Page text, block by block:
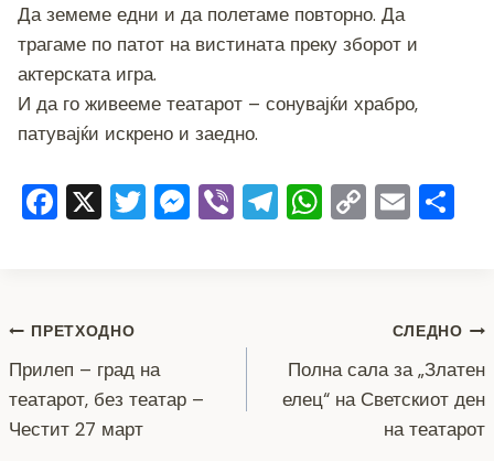
Да земеме едни и да полетаме повторно. Да
трагаме по патот на вистината преку зборот и
актерската игра.
И да го живееме театарот – сонувајќи храбро,
патувајќи искрено и заедно.
F
b
o
o
k
X T M
er
Vi T
m
W
p
p
C
n
k
E
Навигација
на
напис
ПРЕТХОДНО
Прилеп – град на
театарот, без театар –
Честит 27 март
СЛЕДНО
Полна сала за „Златен
елец“ на Светскиот ден
на театарот